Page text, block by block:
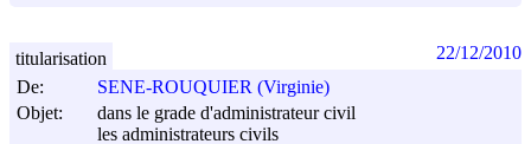
De:
SENE-ROUQUIER (Virginie)
Objet:
dans le grade d'administrateur civil
les administrateurs civils
titularisation 22/12/2010